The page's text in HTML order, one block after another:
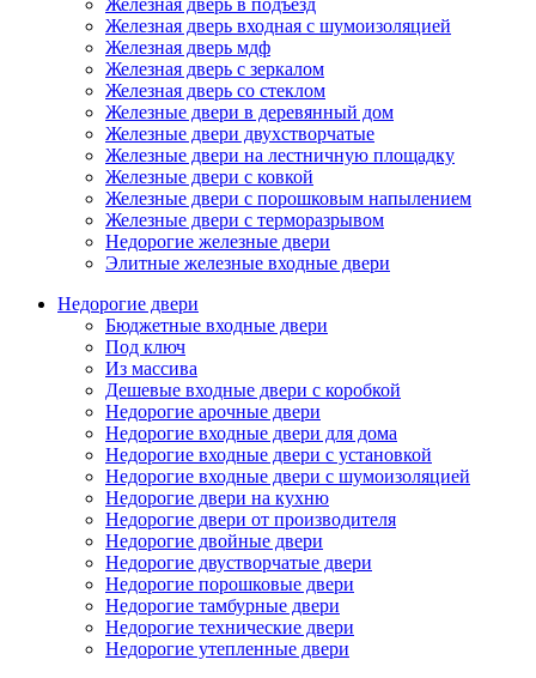
Железная дверь в подъезд
Железная дверь входная с шумоизоляцией
Железная дверь мдф
Железная дверь с зеркалом
Железная дверь со стеклом
Железные двери в деревянный дом
Железные двери двухстворчатые
Железные двери на лестничную площадку
Железные двери с ковкой
Железные двери с порошковым напылением
Железные двери с терморазрывом
Недорогие железные двери
Элитные железные входные двери
Недорогие двери
Бюджетные входные двери
Под ключ
Из массива
Дешевые входные двери с коробкой
Недорогие арочные двери
Недорогие входные двери для дома
Недорогие входные двери с установкой
Недорогие входные двери с шумоизоляцией
Недорогие двери на кухню
Недорогие двери от производителя
Недорогие двойные двери
Недорогие двустворчатые двери
Недорогие порошковые двери
Недорогие тамбурные двери
Недорогие технические двери
Недорогие утепленные двери